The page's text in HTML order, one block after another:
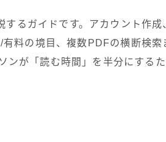
るガイドです。アカウント作成
料の境目、複数PDFの横断検索
ンが「読む時間」を半分にする